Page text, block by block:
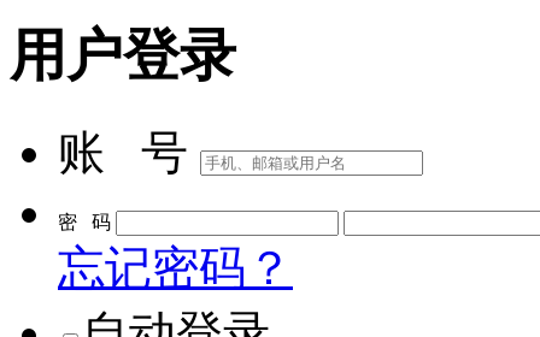
用户登录
账 号
密 码
忘记密码？